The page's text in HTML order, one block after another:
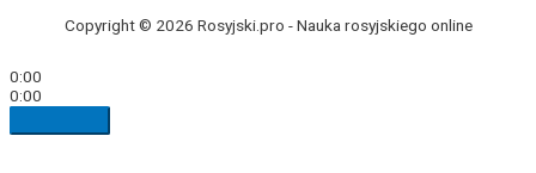
Copyright © 2026 Rosyjski.pro -Nauka rosyjskiego online
0:00
0:00